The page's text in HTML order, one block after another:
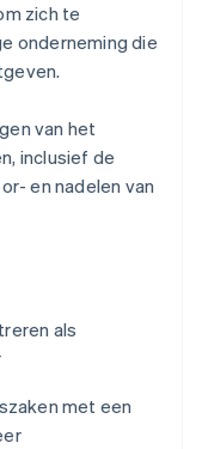
zich te
onderneming die
van het
inclusief de
en nadelen van
als
met een